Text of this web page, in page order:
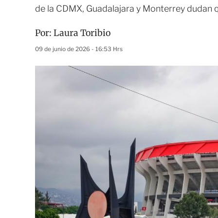
de la CDMX, Guadalajara y Monterrey
Por: Laura Toribio
09 de junio de 2026 - 16:53 Hrs